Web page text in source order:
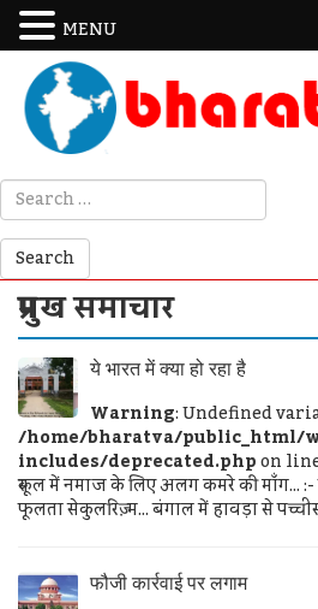
प्रमुख समाचार
ये भारत में क्‍या हो रहा है
Warning: Undefined
/home/bharatva/public_html/
includes/deprecated.phpon
स्कूल में नमाज के लिए अलग कमरे की माँग...
फूलता सेकुलरिज़्म... बंगाल में हावड़ा से
फौजी कार्रवाई पर लगाम
MENU